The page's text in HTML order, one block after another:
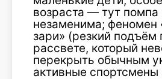
возраста — тут
незаменима; феномен
зари» (резкий подъём
рассвете, который
перекрыть обычным
активные